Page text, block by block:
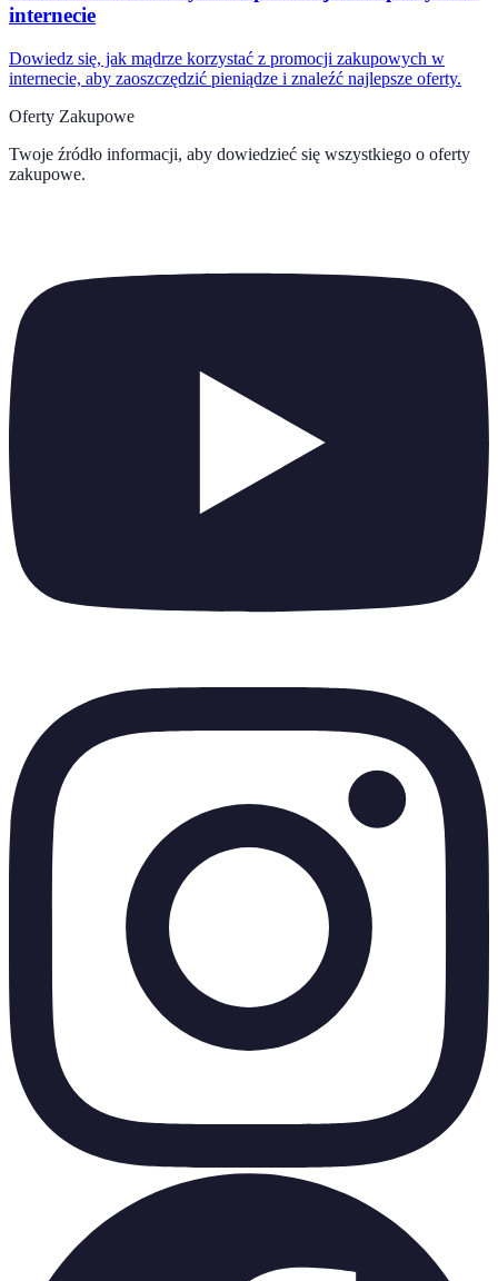
internecie
Dowiedz się, jak mądrze korzystać z promocji zakupowych w
internecie, aby zaoszczędzić pieniądze i znaleźć najlepsze oferty.
Oferty Zakupowe
Twoje źródło informacji, aby dowiedzieć się wszystkiego o oferty
zakupowe.